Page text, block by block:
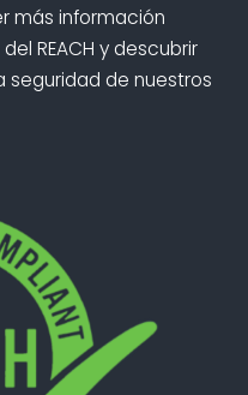
más información
REACH y descubrir
seguridad de nuestros